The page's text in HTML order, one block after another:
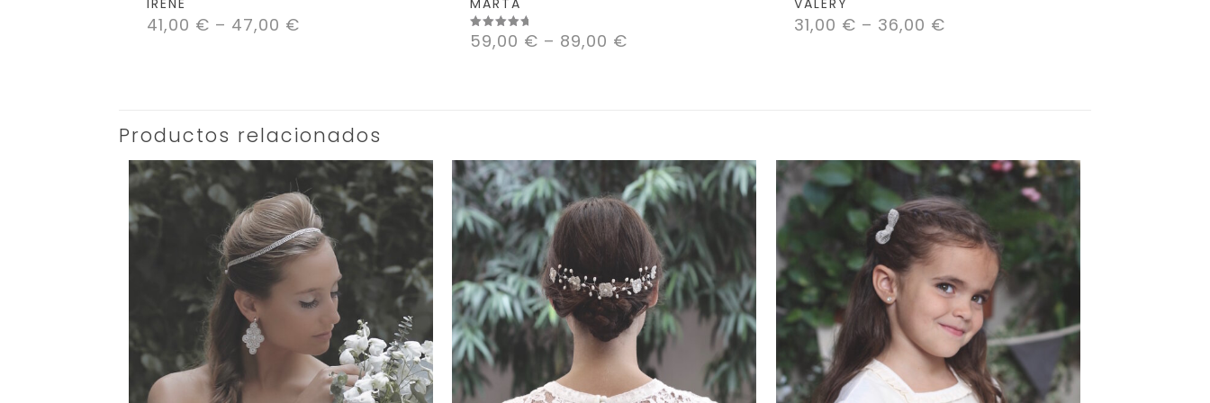
IRENE
41,00 € – 47,00 €
MARTA
Valorado
con
59,00 € – 89,00 €
VALERY
31,00 € – 36,00 €
Productos relacionados